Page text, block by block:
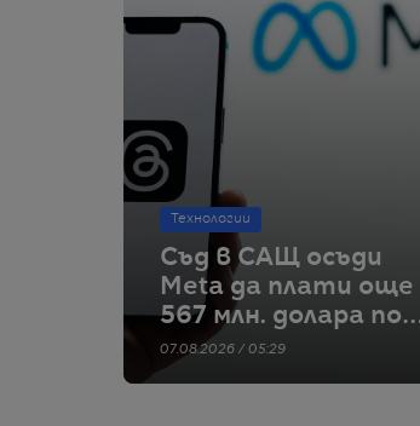
Технологии
Съд в САЩ осъди
Meta да плати още
567 млн. долара по
дело за
07.08.2026 / 05:29